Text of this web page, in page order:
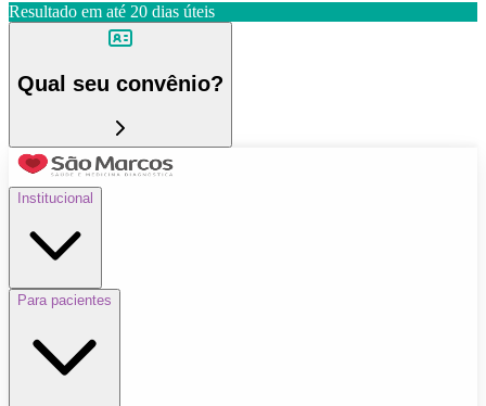
Resultado em até 20 dias úteis
Qual seu convênio?
Institucional
Para pacientes